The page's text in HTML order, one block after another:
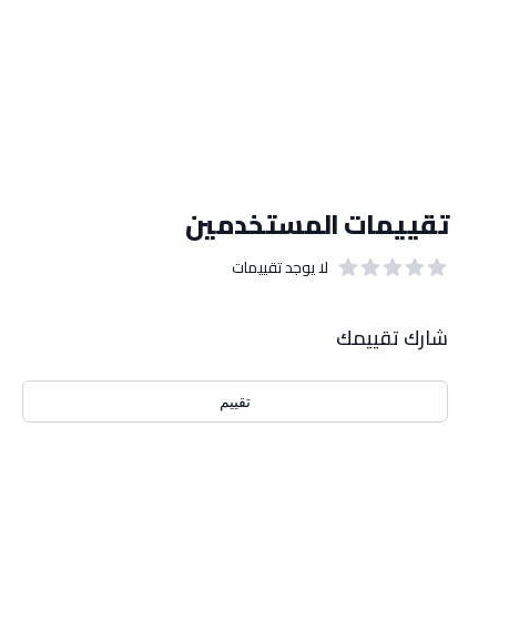
تقييمات المستخدمين
لا يوجد تقييمات
شارك تقييمك
تقييم